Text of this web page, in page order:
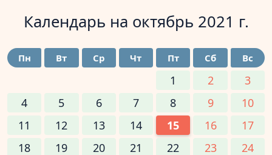
Календарь на октябрь 2021 г.
Пн Вт Ср Чт Пт Сб Вс
1 2
3
4
5 6 7 8 9
10
11
12 13 14 15 16
17
18
19 20 21 22 23 24